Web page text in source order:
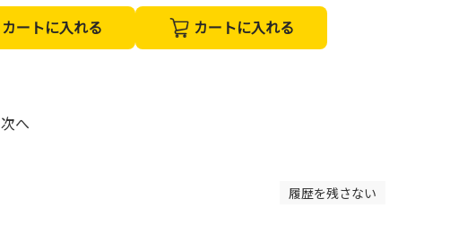
カートに入れる カートに入れる
次へ
履歴を残さない